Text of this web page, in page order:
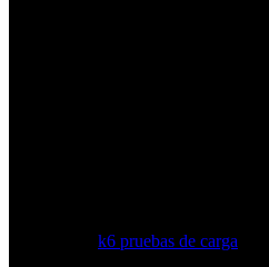
k6 pruebas de carga